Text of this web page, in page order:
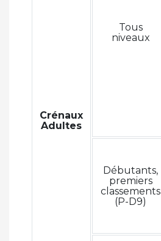
Crénaux
Adultes
Tous
niveaux
Débutants,
premiers
classements
(P-D9)